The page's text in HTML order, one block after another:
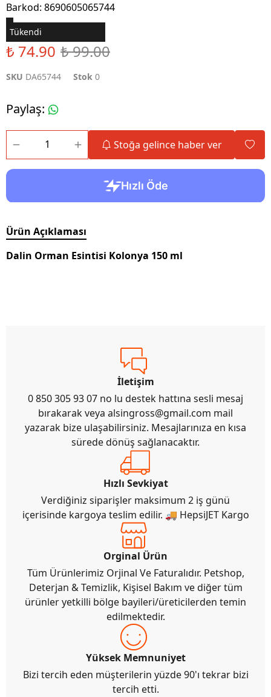
Barkod: 8690605065744
Tükendi
₺ 74.90 ₺ 99.00
SKU DA65744 Stok 0
Paylaş:
Stoğa gelince haber ver
Ürün Açıklaması
Dalin Orman Esintisi Kolonya 150 ml
İletişim
0 850 305 93 07 no lu destek hattına sesli mesaj
bırakarak veya alsingross@gmail.com mail
yazarak bize ulaşabilirsiniz. Mesajlarınıza en kısa
sürede dönüş sağlanacaktır.
Hızlı Sevkiyat
Verdiğiniz siparişler maksimum 2 iş günü
içerisinde kargoya teslim edilir. 🚚 HepsiJET Kargo
Orginal Ürün
Tüm Ürünlerimiz Orjinal Ve Faturalıdır. Petshop,
Deterjan & Temizlik, Kişisel Bakım ve diğer tüm
ürünler yetkilli bölge bayileri/üreticilerden temin
edilmektedir.
Yüksek Memnuniyet
Bizi tercih eden müşterilerin yüzde 90'ı tekrar bizi
tercih etti.